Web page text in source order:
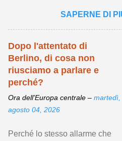
coppia dal 2021. Visualizza
articolo ...
SAPERNE DI
Dopo l'attentato di
Berlino, di cosa non
riusciamo a parlare e
perché?
Ora dell'Europa centrale – martedì,
agosto 04, 2026
Perché lo stesso allarme che